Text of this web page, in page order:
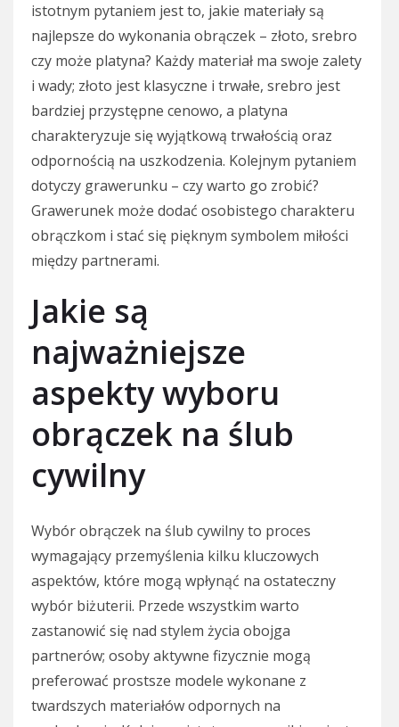
istotnym pytaniem jest to, jakie materiały są
najlepsze do wykonania obrączek – złoto, srebro
czy może platyna? Każdy materiał ma swoje zalety
i wady; złoto jest klasyczne i trwałe, srebro jest
bardziej przystępne cenowo, a platyna
charakteryzuje się wyjątkową trwałością oraz
odpornością na uszkodzenia. Kolejnym pytaniem
dotyczy grawerunku – czy warto go zrobić?
Grawerunek może dodać osobistego charakteru
obrączkom i stać się pięknym symbolem miłości
między partnerami.
Jakie są
najważniejsze
aspekty wyboru
obrączek na ślub
cywilny
Wybór obrączek na ślub cywilny to proces
wymagający przemyślenia kilku kluczowych
aspektów, które mogą wpłynąć na ostateczny
wybór biżuterii. Przede wszystkim warto
zastanowić się nad stylem życia obojga
partnerów; osoby aktywne fizycznie mogą
preferować prostsze modele wykonane z
twardszych materiałów odpornych na